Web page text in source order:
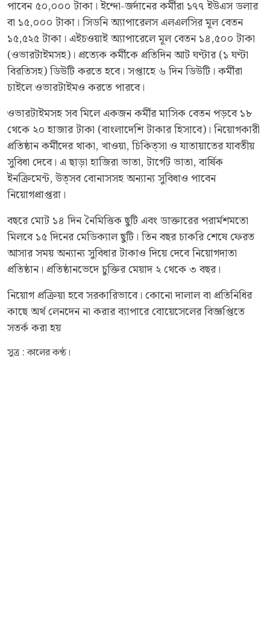
পাবেন ৫০,০০০ টাকা। ইন্দো-জর্দানের কর্মীরা ১৭৭ ইউএস ডলার
বা ১৫,০০০ টাকা। সিডনি অ্যাপারেলস এলএলসির মূল বেতন
১৫,৫২৫ টাকা। এইচওয়াই অ্যাপারেলে মূল বেতন ১৪,৫০০ টাকা
(ওভারটাইমসহ)। প্রত্যেক কর্মীকে প্রতিদিন আট ঘণ্টার (১ ঘণ্টা
বিরতিসহ) ডিউটি করতে হবে। সপ্তাহে ৬ দিন ডিউটি। কর্মীরা
চাইলে ওভারটাইমও করতে পারবে।
ওভারটাইমসহ সব মিলে একজন কর্মীর মাসিক বেতন পড়বে ১৮
থেকে ২০ হাজার টাকা (বাংলাদেশি টাকার হিসাবে)। নিয়োগকারী
প্রতিষ্ঠান কর্মীদের থাকা, খাওয়া, চিকিত্সা ও যাতায়াতের যাবতীয়
সুবিধা দেবে। এ ছাড়া হাজিরা ভাতা, টার্গেট ভাতা, বার্ষিক
ইনক্রিমেন্ট, উত্সব বোনাসসহ অন্যান্য সুবিধাও পাবেন
নিয়োগপ্রাপ্তরা।
বছরে মোট ১৪ দিন নৈমিত্তিক ছুটি এবং ডাক্তারের পরার্মশমতো
মিলবে ১৫ দিনের মেডিক্যাল ছুটি। তিন বছর চাকরি শেষে ফেরত
আসার সময় অন্যান্য সুবিধার টাকাও দিয়ে দেবে নিয়োগদাতা
প্রতিষ্ঠান। প্রতিষ্ঠানভেদে চুক্তির মেয়াদ ২ থেকে ৩ বছর।
নিয়োগ প্রক্রিয়া হবে সরকারিভাবে। কোনো দালাল বা প্রতিনিধির
কাছে অর্থ লেনদেন না করার ব্যাপারে বোয়েসেলের বিজ্ঞপ্তিতে
সতর্ক করা হয়
সুত্র : কালের কণ্ঠ।